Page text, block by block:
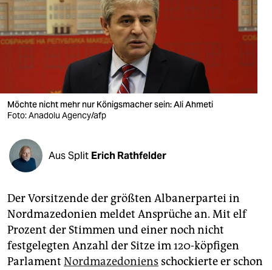
berlin
nord
wahrheit
verlag
verlag
veranstaltungen
shop
unterstützen
abo
genossenschaft
Möchte nicht mehr nur Königsmacher sein: Ali Ahmeti
Foto: Anadolu Agency/afp
Aus Split Erich Rathfelder
Der Vorsitzende der größten Albanerpartei in
Nordmazedonien meldet Ansprüche an. Mit elf
Prozent der Stimmen und einer noch nicht
festgelegten Anzahl der Sitze im 120-köpfigen
Parlament Nordmazedoniens schockierte er schon